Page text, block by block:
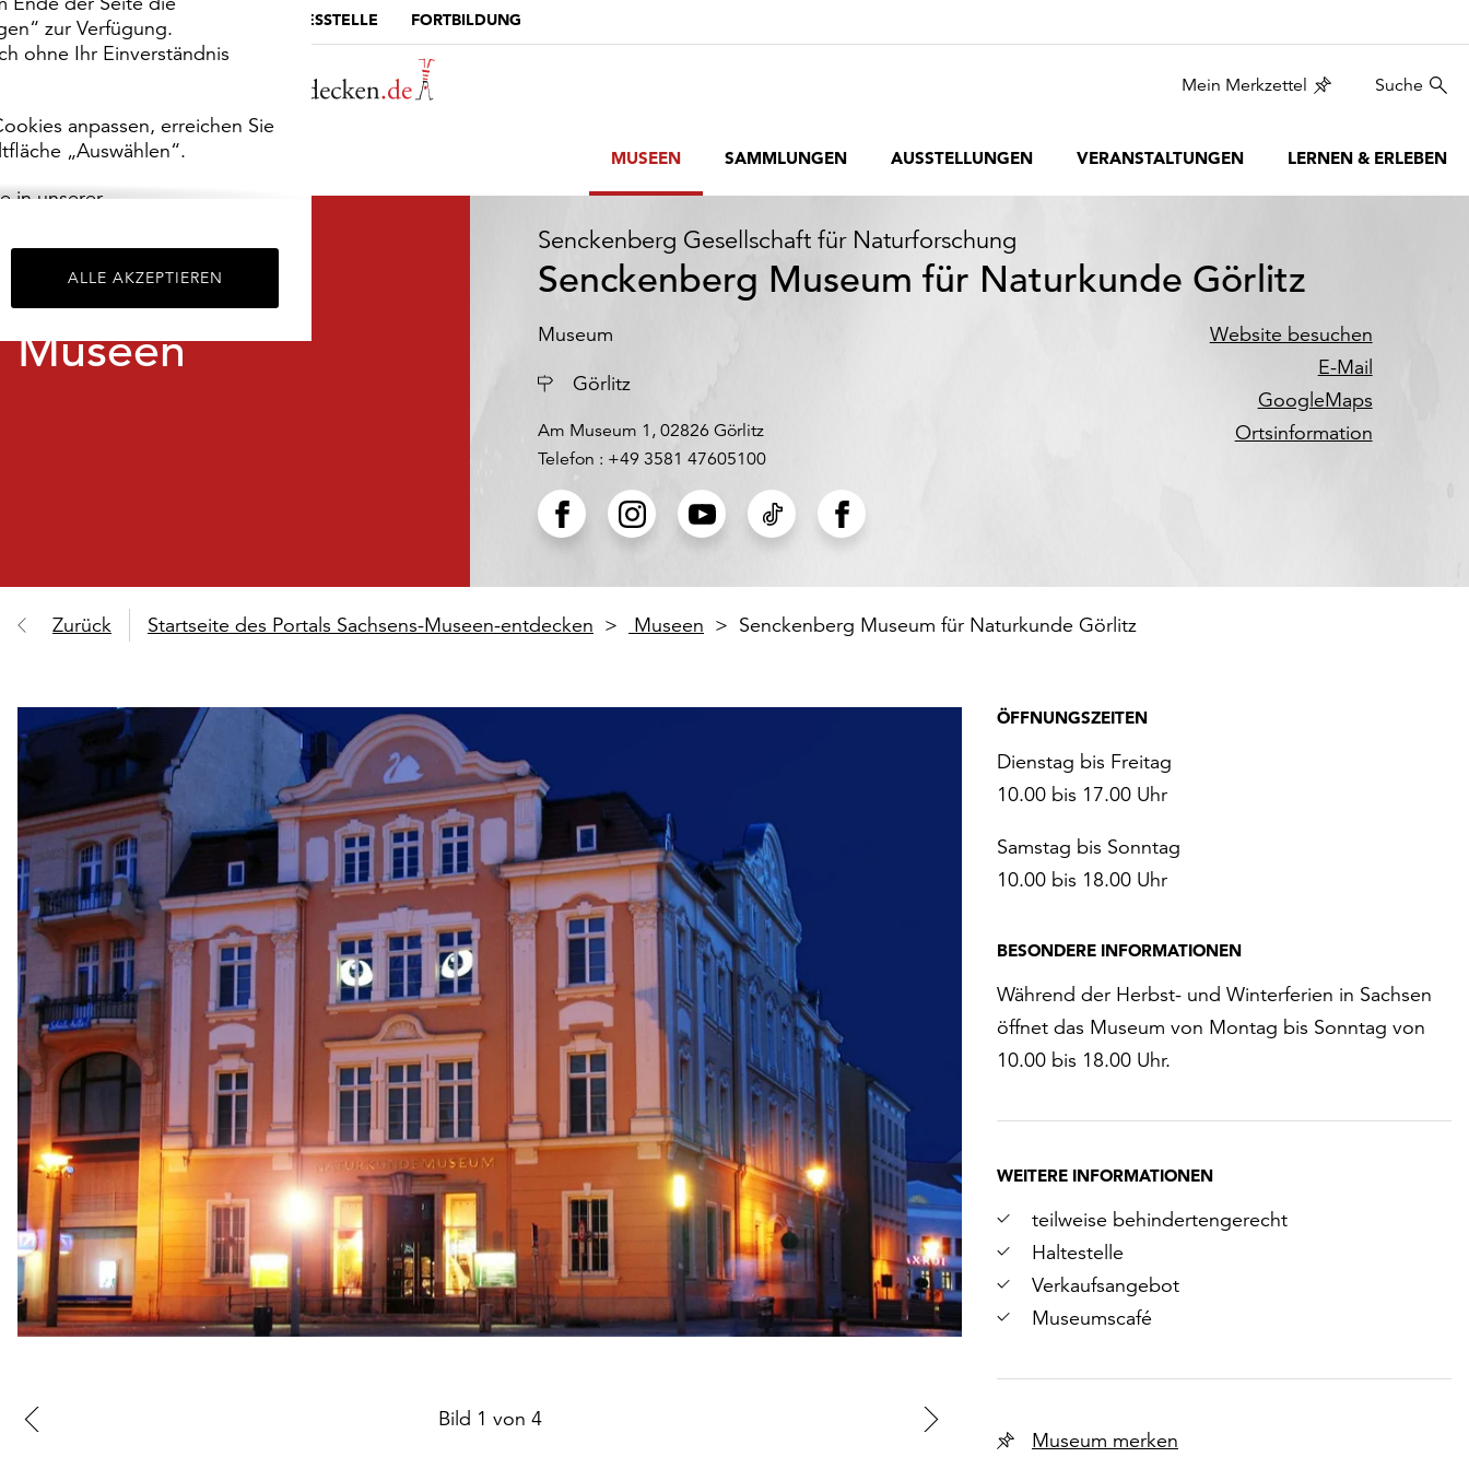
zur Verfügung.
ohne Ihr Einverständnis
anpassen, erreichen Sie
„Auswählen“.
in unserer
ALLE AKZEPTIEREN
MUSEUMSPORTAL DIE LANDESSTELLE FORTBILDUNG
Mein Merkzettel Suche
MUSEEN SAMMLUNGEN AUSSTELLUNGEN VERANSTALTUNGEN LERNEN & ERLEBEN
Museen
Senckenberg Gesellschaft für Naturforschung
Senckenberg Museum für Naturkunde Görlitz
Museum
Ort
Görlitz
Am Museum 1, 02826 Görlitz
Telefon : +49 3581 47605100
Website besuchen
E-Mail
GoogleMaps
Ortsinformation
Zurück Startseite des Portals Sachsens-Museen-entdecken Museen Senckenberg Museum für Naturkunde Görlitz
Bild 1 von 4
nächsten
ÖFFNUNGSZEITEN
Dienstag bis Freitag
10.00 bis 17.00 Uhr
Samstag bis Sonntag
10.00 bis 18.00 Uhr
BESONDERE INFORMATIONEN
Während der Herbst- und Winterferien in Sachsen
öffnet das Museum von Montag bis Sonntag von
10.00 bis 18.00 Uhr.
WEITERE INFORMATIONEN
teilweise behindertengerecht
Haltestelle
Verkaufsangebot
Museumscafé
Museum merken